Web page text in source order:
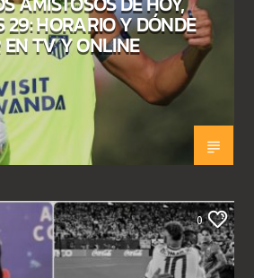
29: HORARIO Y DÓNDE
EN TV Y ONLINE
0